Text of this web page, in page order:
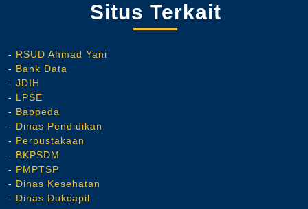
Situs Terkait
- RSUD Ahmad Yani
- Bank Data
- JDIH
- LPSE
- Bappeda
- Dinas Pendidikan
- Perpustakaan
- BKPSDM
- PMPTSP
- Dinas Kesehatan
- Dinas Dukcapil